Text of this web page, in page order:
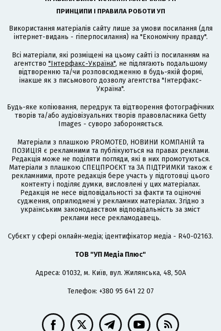
ПРИНЦИПИ І ПРАВИЛА РОБОТИ УП
Використання матеріалів сайту лише за умови посилання (для
інтернет-видань - гіперпосилання) на "Економічну правду".
Всі матеріали, які розміщені на цьому сайті із посиланням на
агентство "Інтерфакс-Україна", не підлягають подальшому
відтворенню та/чи розповсюдженню в будь-якій формі,
інакше як з письмового дозволу агентства "Інтерфакс-
Україна".
Будь-яке копіювання, передрук та відтворення фотографічних
творів та/або аудіовізуальних творів правовласника Getty
Images - суворо забороняється.
Матеріали з плашкою PROMOTED, НОВИНИ КОМПАНІЙ та
ПОЗИЦІЯ є рекламними та публікуються на правах реклами.
Редакція може не поділяти погляди, які в них промотуються.
Матеріали з плашкою СПЕЦПРОЄКТ та ЗА ПІДТРИМКИ також є
рекламними, проте редакція бере участь у підготовці цього
контенту і поділяє думки, висловлені у цих матеріалах.
Редакція не несе відповідальності за факти та оціночні
судження, оприлюднені у рекламних матеріалах. Згідно з
українським законодавством відповідальність за зміст
реклами несе рекламодавець.
Cубєкт у сфері онлайн-медіа; ідентифікатор медіа - R40-02163.
ТОВ "УП Медіа Плюс"
Адреса: 01032, м. Київ, вул. Жилянська, 48, 50А
Телефон: +380 95 641 22 07